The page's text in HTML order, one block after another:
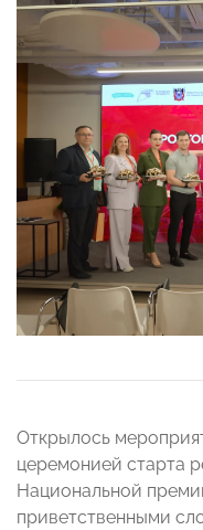
Открылось
церемонией старта
Национальной
приветственными